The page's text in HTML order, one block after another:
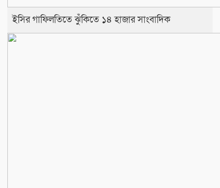
ইসির গাফিলতিতে ঝুঁকিতে ১৪ হাজার সাংবাদিক